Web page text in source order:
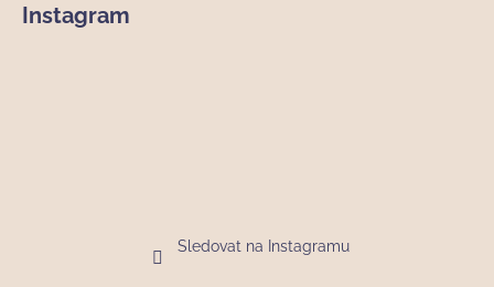
Instagram
Sledovat na Instagramu